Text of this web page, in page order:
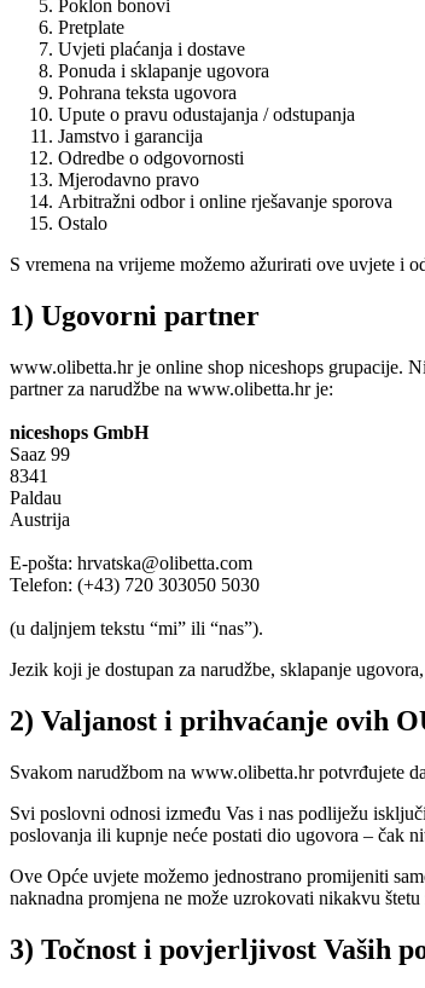
Poklon bonovi
Pretplate
Uvjeti plaćanja i dostave
Ponuda i sklapanje ugovora
Pohrana teksta ugovora
Upute o pravu odustajanja / odstupanja
Jamstvo i garancija
Odredbe o odgovornosti
Mjerodavno pravo
Arbitražni odbor i online rješavanje sporova
Ostalo
S vremena na vrijeme možemo ažurirati ove uvjete i
1) Ugovorni partner
www.olibetta.hr je online shop niceshops grupacije.
partner za narudžbe na www.olibetta.hr je:
niceshops GmbH
Saaz 99
8341
Paldau
Austrija
E-pošta: hrvatska@olibetta.com
Telefon: (+43) 720 303050 5030
(u daljnjem tekstu “mi” ili “nas”).
Jezik koji je dostupan za narudžbe, sklapanje
2) Valjanost i prihvaćanje ovih
Svakom narudžbom na www.olibetta.hr potvrđujete
Svi poslovni odnosi između Vas i nas podliježu
poslovanja ili kupnje neće postati dio ugovora – čak
Ove Opće uvjete možemo jednostrano promijeniti
naknadna promjena ne može uzrokovati nikakvu štetu
3) Točnost i povjerljivost Vaših